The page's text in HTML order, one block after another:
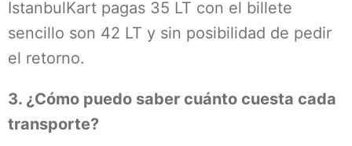
IstanbulKart pagas 35 LT con el billete
sencillo son 42 LT y sin posibilidad de pedir
el retorno.
3. ¿Cómo puedo saber cuánto cuesta cada
transporte?